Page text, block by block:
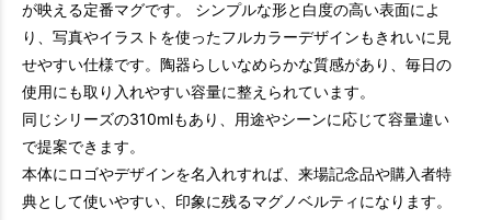
が映える定番マグです。 シンプルな形と白度の高い表面によ
り、写真やイラストを使ったフルカラーデザインもきれいに見
せやすい仕様です。陶器らしいなめらかな質感があり、毎日の
使用にも取り入れやすい容量に整えられています。
同じシリーズの310mlもあり、用途やシーンに応じて容量違い
で提案できます。
本体にロゴやデザインを名入れすれば、来場記念品や購入者特
典として使いやすい、印象に残るマグノベルティになります。